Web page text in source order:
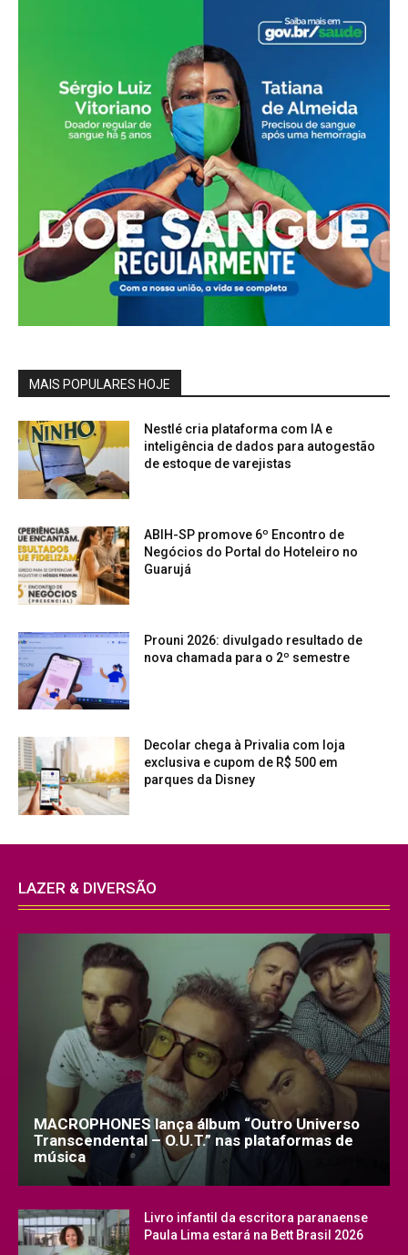
MAIS POPULARES HOJE
Nestlé cria plataforma com IA e
inteligência de dados para autogestão
de estoque de varejistas
ABIH-SP promove 6º Encontro de
Negócios do Portal do Hoteleiro no
Guarujá
Prouni 2026: divulgado resultado de
nova chamada para o 2º semestre
Decolar chega à Privalia com loja
exclusiva e cupom de R$ 500 em
parques da Disney
LAZER & DIVERSÃO
MACROPHONES lança álbum “Outro Universo
Transcendental – O.U.T.” nas plataformas de
música
Livro infantil da escritora paranaense
Paula Lima estará na Bett Brasil 2026